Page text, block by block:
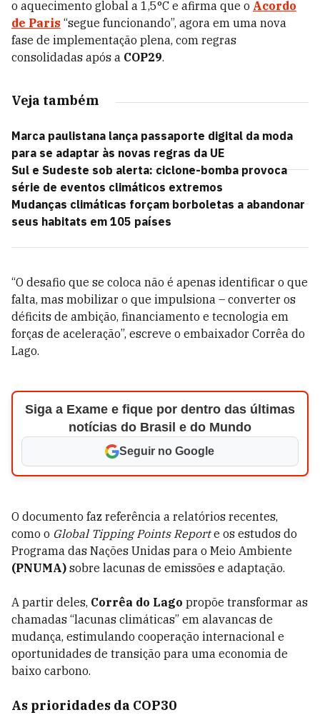
o aquecimento global a 1,5°C e afirma que o Acordo
de Paris “segue funcionando”, agora em uma nova
fase de implementação plena, com regras
consolidadas após a COP29.
Veja também
Marca paulistana lança passaporte digital da moda
para se adaptar às novas regras da UE
Sul e Sudeste sob alerta: ciclone-bomba provoca
série de eventos climáticos extremos
Mudanças climáticas forçam borboletas a abandonar
seus habitats em 105 países
“O desafio que se coloca não é apenas identificar o que
falta, mas mobilizar o que impulsiona – converter os
déficits de ambição, financiamento e tecnologia em
forças de aceleração”, escreve o embaixador Corrêa do
Lago.
Siga a Exame e fique por dentro das últimas
notícias do Brasil e do Mundo
Seguir no Google
O documento faz referência a relatórios recentes,
como o Global Tipping Points Reporte os estudos do
Programa das Nações Unidas para o Meio Ambiente
(PNUMA) sobre lacunas de emissões e adaptação.
A partir deles, Corrêa do Lago propõe transformar as
chamadas “lacunas climáticas” em alavancas de
mudança, estimulando cooperação internacional e
oportunidades de transição para uma economia de
baixo carbono.
As prioridades da COP30